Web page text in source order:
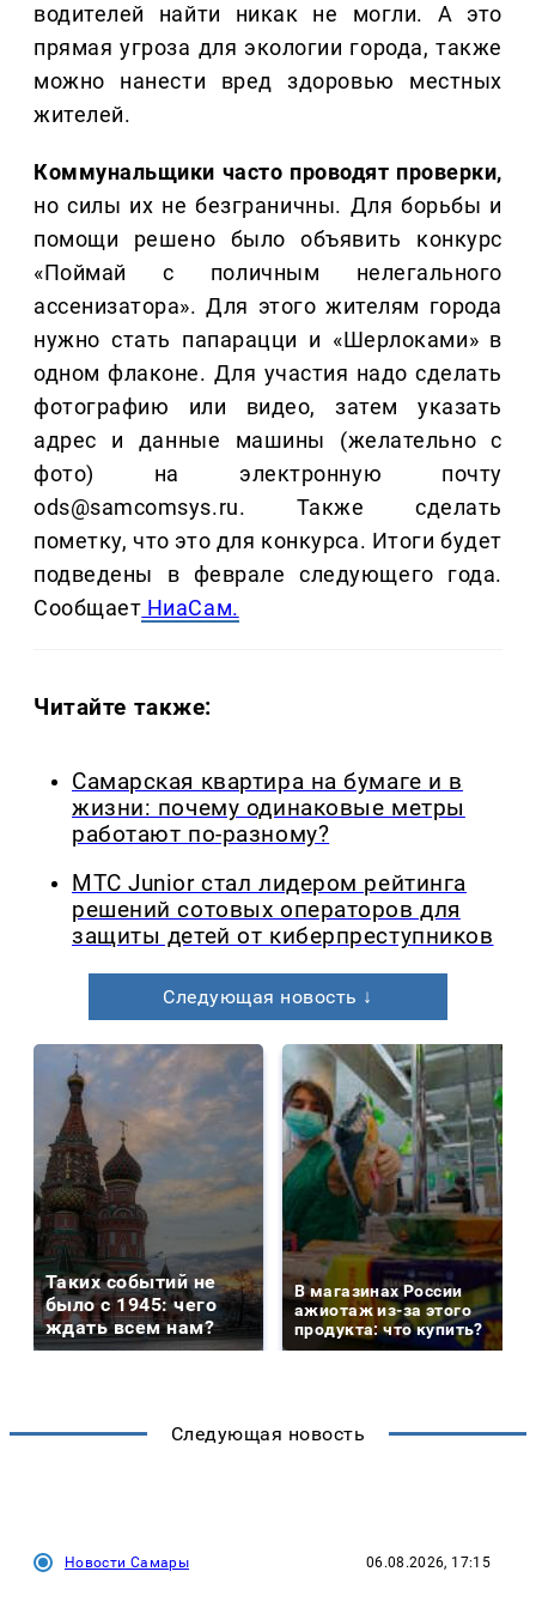
водителей найти никак не могли. А это
прямая угроза для экологии города, также
можно нанести вред здоровью местных
жителей.
Коммунальщики часто проводят проверки,
но силы их не безграничны. Для борьбы и
помощи решено было объявить конкурс
«Поймай с поличным нелегального
ассенизатора». Для этого жителям города
нужно стать папарацци и «Шерлоками» в
одном флаконе. Для участия надо сделать
фотографию или видео, затем указать
адрес и данные машины (желательно с
фото) на электронную почту
ods@samcomsys.ru. Также сделать
пометку, что это для конкурса. Итоги будет
подведены в феврале следующего года.
Сообщает НиаСам.
Читайте также:
Самарская квартира на бумаге и в
жизни: почему одинаковые метры
работают по-разному?
МТС Junior стал лидером рейтинга
решений сотовых операторов для
защиты детей от киберпреступников
Следующая новость ↓
Таких событий не
было с 1945: чего
ждать всем нам?
В магазинах России
ажиотаж из-за этого
продукта: что купить?
Следующая новость
Новости Самары 06.08.2026, 17:15